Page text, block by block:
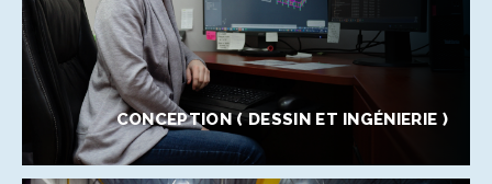
CONCEPTION ( DESSIN ET INGÉNIERIE )